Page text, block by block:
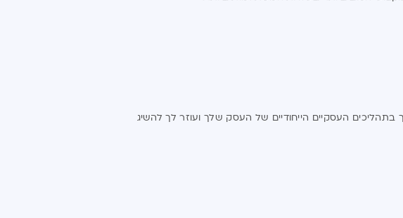
העסקיים הייחודיים של העסק שלך ועוזר לך להשיג